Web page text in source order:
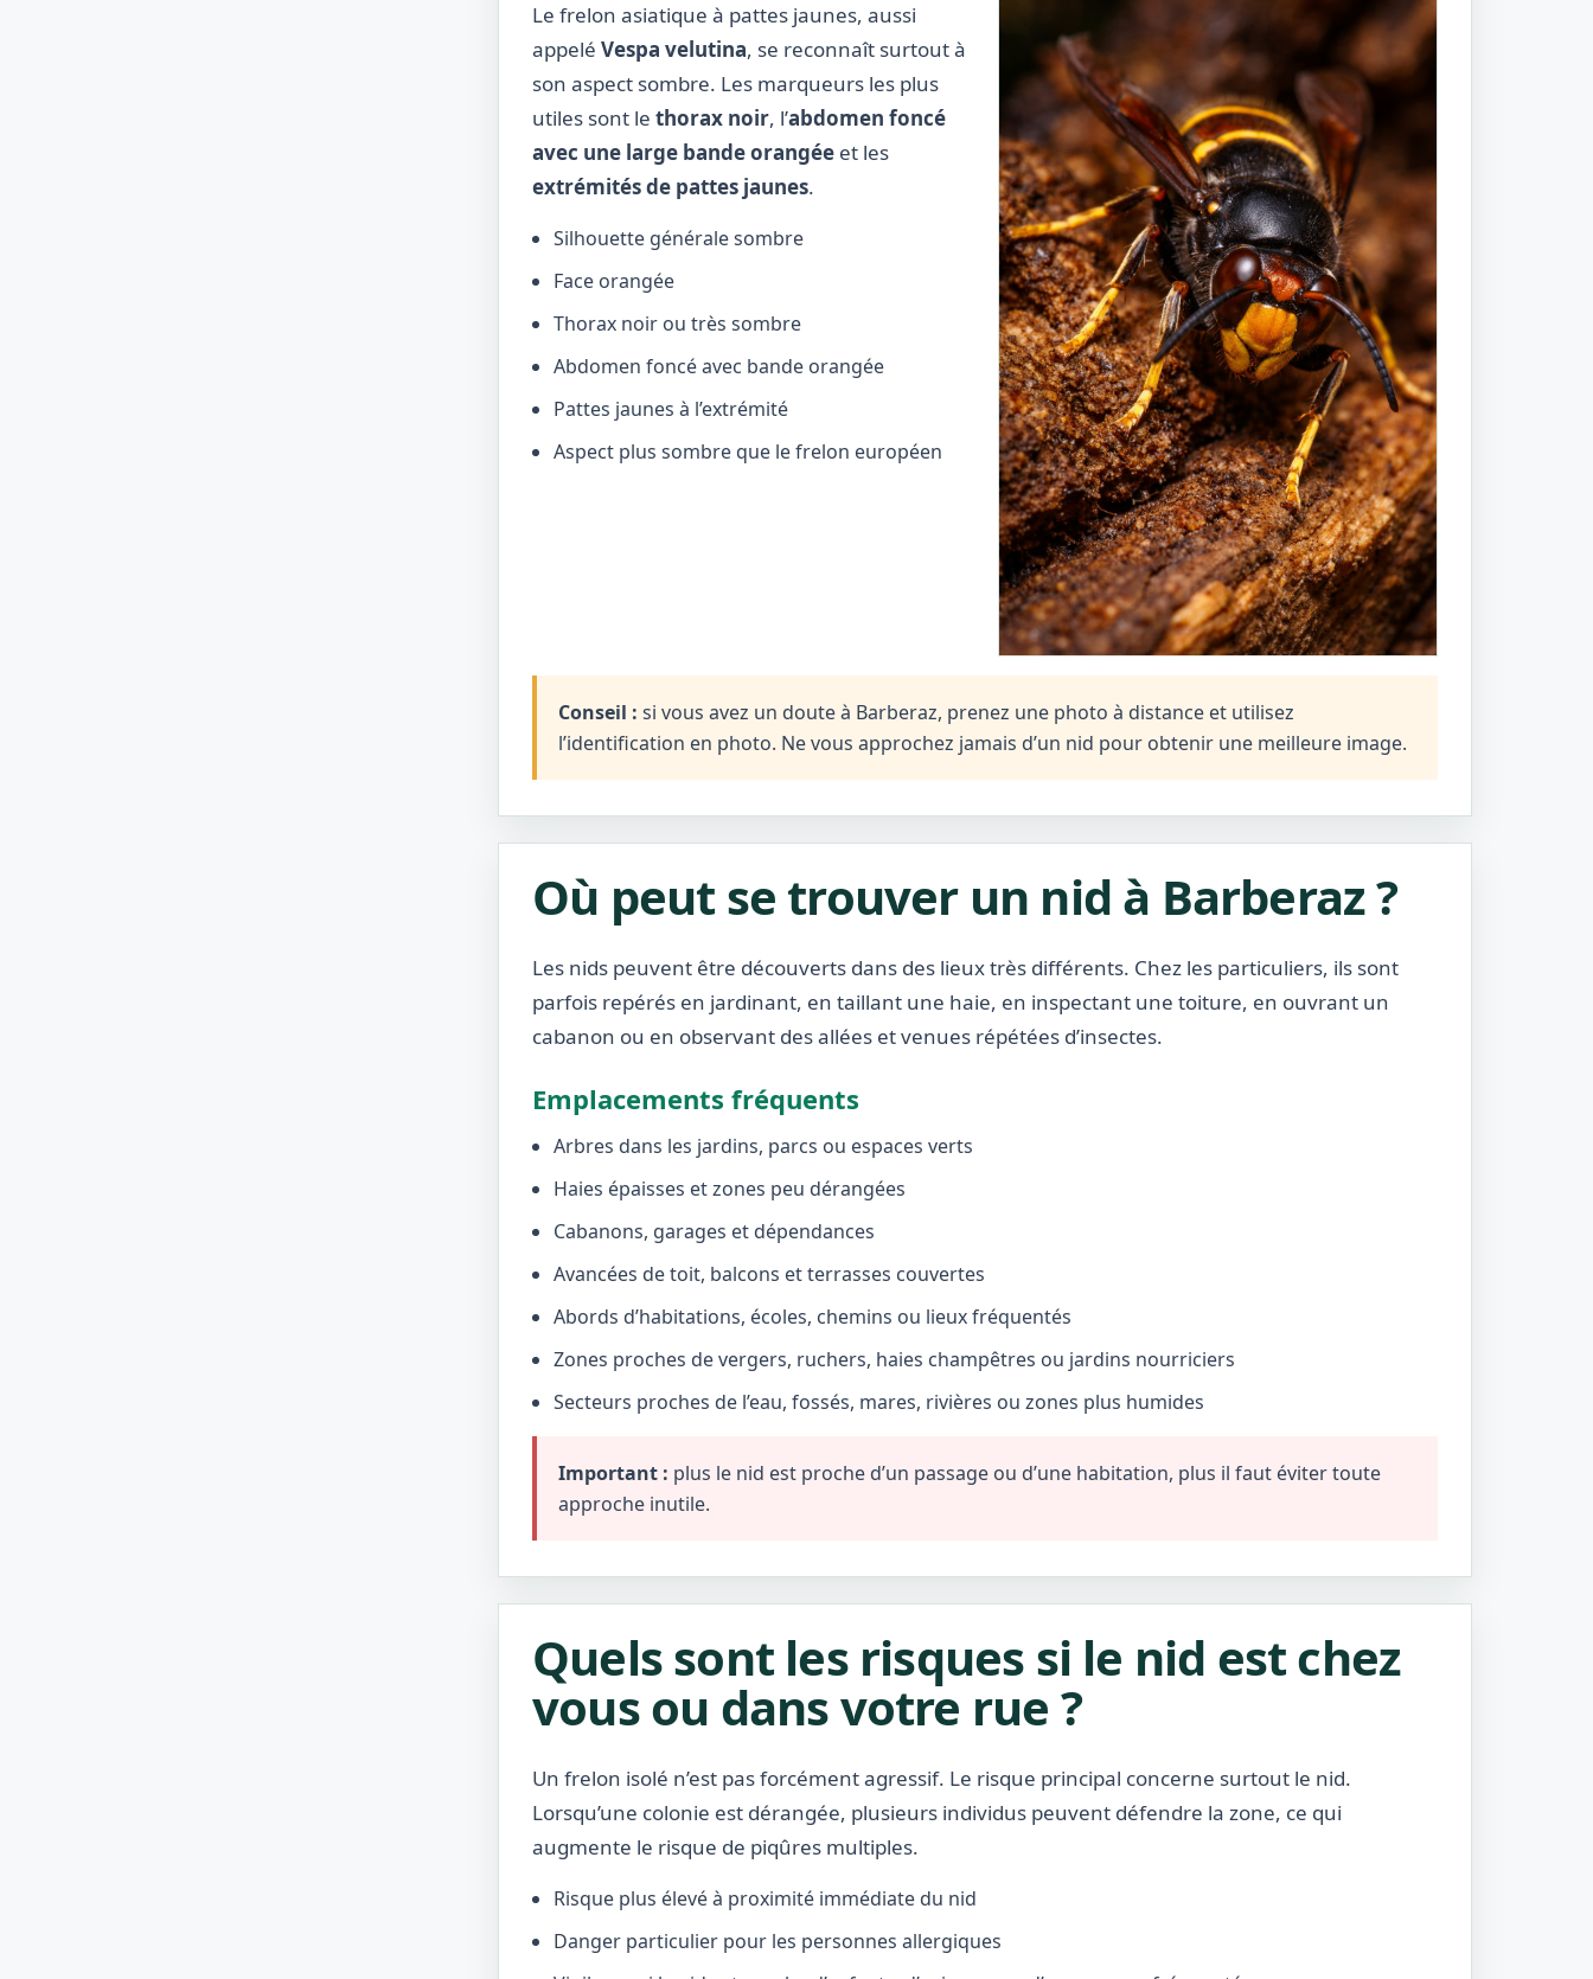
Le frelon asiatique à pattes jaunes, aussi
appelé Vespa velutina, se reconnaît surtout à
son aspect sombre. Les marqueurs les plus
utiles sont le thorax noir, l’abdomen foncé
avec une large bande orangée et les
extrémités de pattes jaunes.
Silhouette générale sombre
Face orangée
Thorax noir ou très sombre
Abdomen foncé avec bande orangée
Pattes jaunes à l’extrémité
Aspect plus sombre que le frelon européen
Conseil : si vous avez un doute à Barberaz, prenez une photo à distance et utilisez
l’identification en photo. Ne vous approchez jamais d’un nid pour obtenir une meilleure image.
Où peut se trouver un nid à Barberaz ?
Les nids peuvent être découverts dans des lieux très différents. Chez les particuliers, ils sont
parfois repérés en jardinant, en taillant une haie, en inspectant une toiture, en ouvrant un
cabanon ou en observant des allées et venues répétées d’insectes.
Emplacements fréquents
Arbres dans les jardins, parcs ou espaces verts
Haies épaisses et zones peu dérangées
Cabanons, garages et dépendances
Avancées de toit, balcons et terrasses couvertes
Abords d’habitations, écoles, chemins ou lieux fréquentés
Zones proches de vergers, ruchers, haies champêtres ou jardins nourriciers
Secteurs proches de l’eau, fossés, mares, rivières ou zones plus humides
Important : plus le nid est proche d’un passage ou d’une habitation, plus il faut éviter toute
approche inutile.
Quels sont les risques si le nid est chez
vous ou dans votre rue ?
Un frelon isolé n’est pas forcément agressif. Le risque principal concerne surtout le nid.
Lorsqu’une colonie est dérangée, plusieurs individus peuvent défendre la zone, ce qui
augmente le risque de piqûres multiples.
Risque plus élevé à proximité immédiate du nid
Danger particulier pour les personnes allergiques